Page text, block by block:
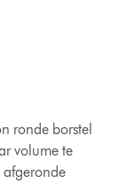
ronde borstel
volume te
afgeronde